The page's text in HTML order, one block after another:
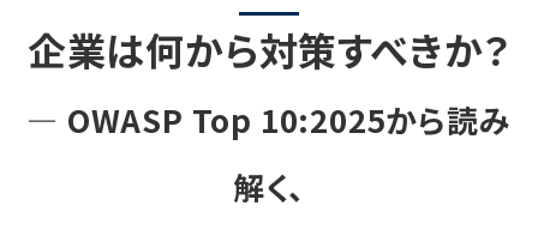
企業は何から対策すべきか？
― OWASP Top 10:2025から読み
解く、